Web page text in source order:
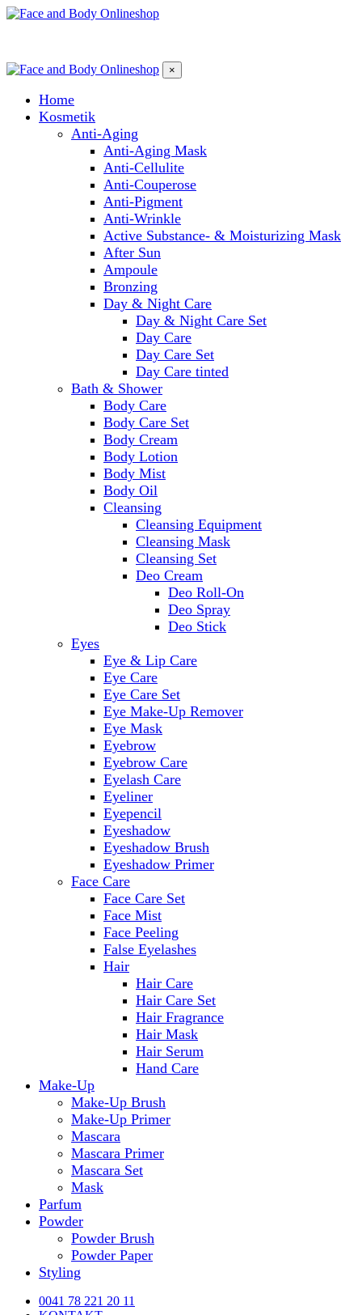
×
Home
Kosmetik
Anti-Aging
Anti-Aging Mask
Anti-Cellulite
Anti-Couperose
Anti-Pigment
Anti-Wrinkle
Active Substance- & Moisturizing Mask
After Sun
Ampoule
Bronzing
Day & Night Care
Day & Night Care Set
Day Care
Day Care Set
Day Care tinted
Bath & Shower
Body Care
Body Care Set
Body Cream
Body Lotion
Body Mist
Body Oil
Cleansing
Cleansing Equipment
Cleansing Mask
Cleansing Set
Deo Cream
Deo Roll-On
Deo Spray
Deo Stick
Eyes
Eye & Lip Care
Eye Care
Eye Care Set
Eye Make-Up Remover
Eye Mask
Eyebrow
Eyebrow Care
Eyelash Care
Eyeliner
Eyepencil
Eyeshadow
Eyeshadow Brush
Eyeshadow Primer
Face Care
Face Care Set
Face Mist
Face Peeling
False Eyelashes
Hair
Hair Care
Hair Care Set
Hair Fragrance
Hair Mask
Hair Serum
Hand Care
Make-Up
Make-Up Brush
Make-Up Primer
Mascara
Mascara Primer
Mascara Set
Mask
Parfum
Powder
Powder Brush
Powder Paper
Styling
0041 78 221 20 11